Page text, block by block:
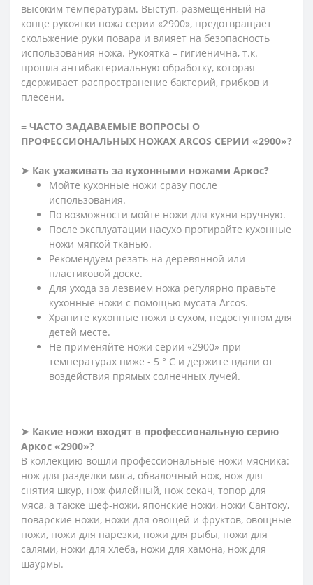
высоким температурам. Выступ, размещенный на
конце рукоятки ножа серии «2900», предотвращает
скольжение руки повара и влияет на безопасность
использования ножа. Рукоятка – гигиенична, т.к.
прошла антибактериальную обработку, которая
сдерживает распространение бактерий, грибков и
плесени.
≡ ЧАСТО ЗАДАВАЕМЫЕ ВОПРОСЫ О
ПРОФЕССИОНАЛЬНЫХ НОЖАХ ARCOS СЕРИИ «2900»?
➤ Как ухаживать за кухонными ножами Аркос?
Мойте кухонные ножи сразу после
использования.
По возможности мойте ножи для кухни вручную.
После эксплуатации насухо протирайте кухонные
ножи мягкой тканью.
Рекомендуем резать на деревянной или
пластиковой доске.
Для ухода за лезвием ножа регулярно правьте
кухонные ножи с помощью мусата Arcos.
Храните кухонные ножи в сухом, недоступном для
детей месте.
Не применяйте ножи серии «2900» при
температурах ниже - 5 ° С и держите вдали от
воздействия прямых солнечных лучей.
➤ Какие ножи входят в профессиональную серию
Аркос «2900»?
В коллекцию вошли профессиональные ножи мясника:
нож для разделки мяса, обвалочный нож, нож для
снятия шкур, нож филейный, нож секач, топор для
мяса, а также шеф-ножи, японские ножи, ножи Сантоку,
поварские ножи, ножи для овощей и фруктов, овощные
ножи, ножи для нарезки, ножи для рыбы, ножи для
салями, ножи для хлеба, ножи для хамона, нож для
шаурмы.